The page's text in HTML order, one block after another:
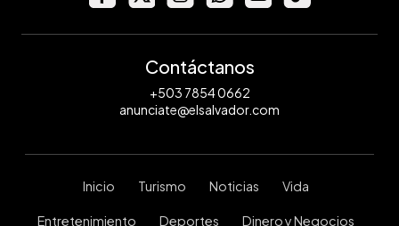
Contáctanos
+503 7854 0662
anunciate@elsalvador.com
Inicio Turismo Noticias Vida
Entretenimiento Deportes Dinero y Negocios